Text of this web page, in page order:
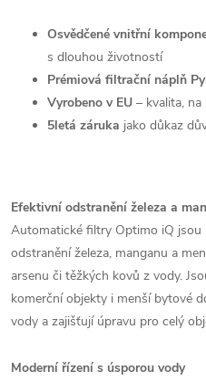
Osvědčené vnitřní
s dlouhou životností
Prémiová filtrační náplň
Vyrobeno v EU – kvalita,
5letá záruka jako důkaz
Efektivní odstranění železa a
Automatické filtry Optimo iQ jsou
odstranění železa, manganu a
arsenu či těžkých kovů z vody.
komerční objekty i menší bytové
vody a zajišťují úpravu pro celý
Moderní řízení s úsporou vody